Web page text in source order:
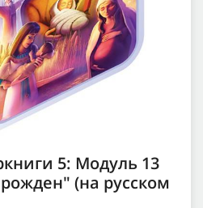
5: Модуль 13
(на русском